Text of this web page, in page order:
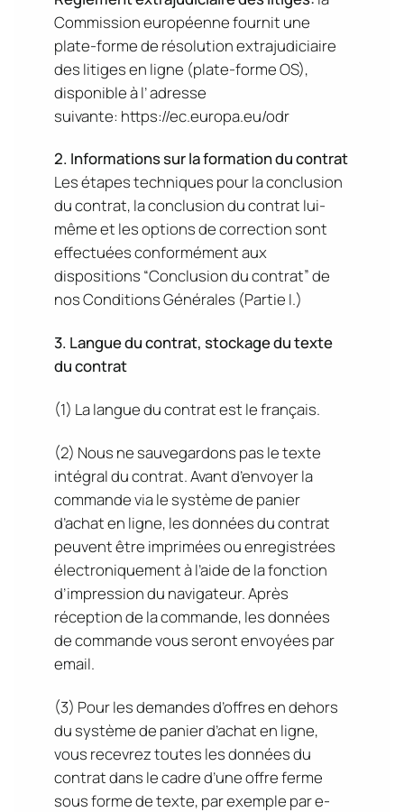
Commission européenne fournit une
plate-forme de résolution extrajudiciaire
des litiges en ligne (plate-forme OS),
disponible à l’ adresse
suivante: https://ec.europa.eu/odr
2. Informations sur la formation du contrat
Les étapes techniques pour la conclusion
du contrat, la conclusion du contrat lui-
même et les options de correction sont
effectuées conformément aux
dispositions “Conclusion du contrat” ​​de
nos Conditions Générales (Partie I.)
3. Langue du contrat, stockage du texte
du contrat
(1) La langue du contrat est le français.
(2) Nous ne sauvegardons pas le texte
intégral du contrat. Avant d’envoyer la
commande via le système de panier
d’achat en ligne, les données du contrat
peuvent être imprimées ou enregistrées
électroniquement à l’aide de la fonction
d’impression du navigateur. Après
réception de la commande, les données
de commande vous seront envoyées par
email.
(3) Pour les demandes d’offres en dehors
du système de panier d’achat en ligne,
vous recevrez toutes les données du
contrat dans le cadre d’une offre ferme
sous forme de texte, par exemple par e-